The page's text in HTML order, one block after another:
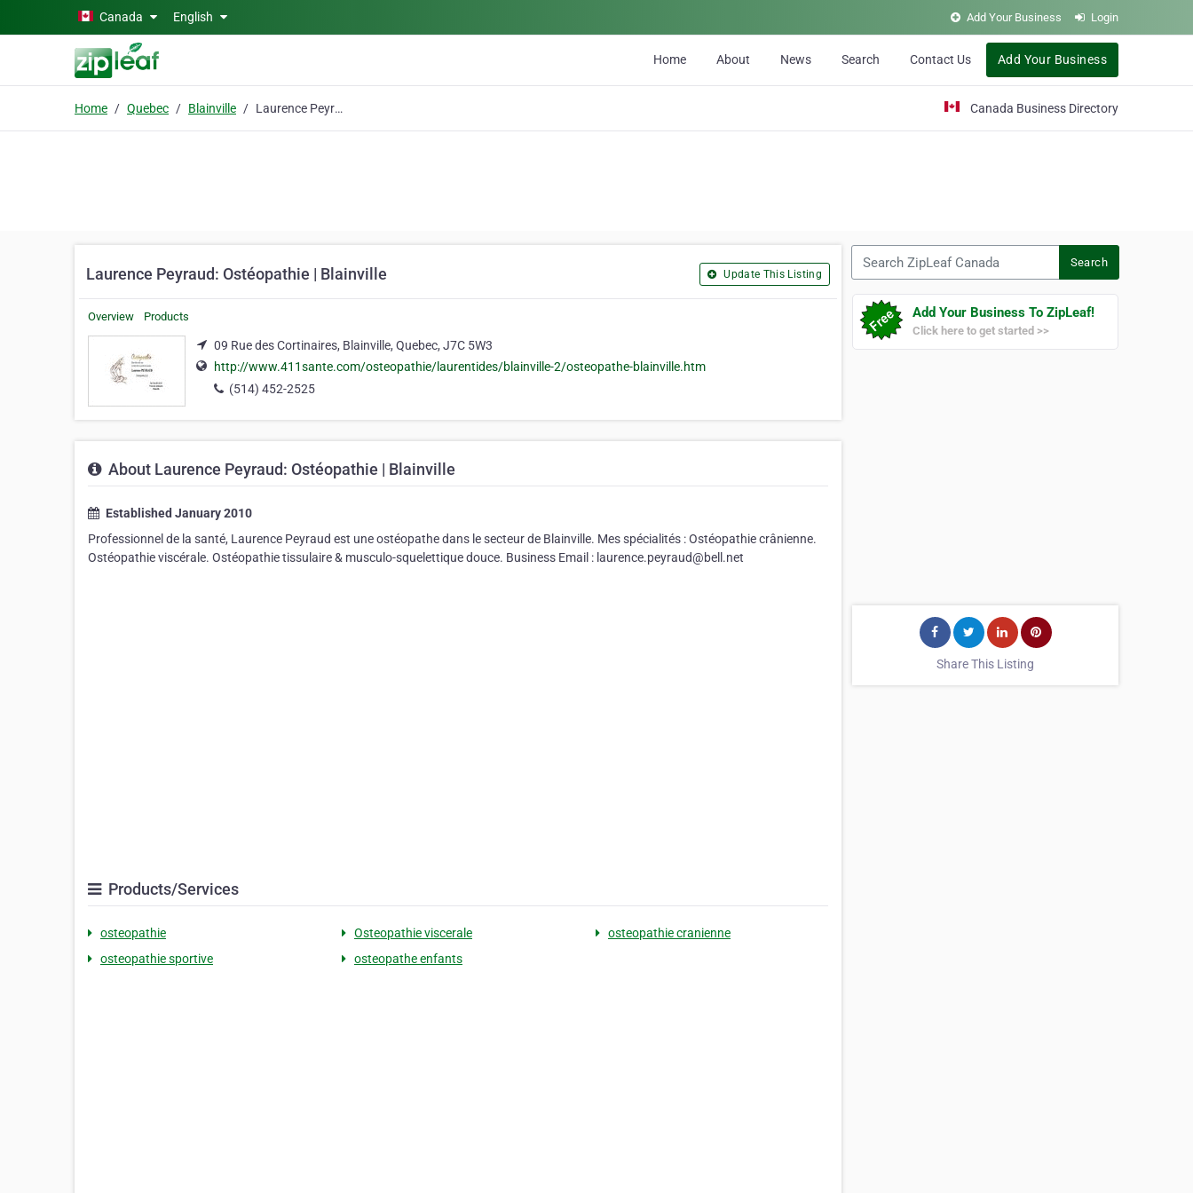
Skip to main contentCanada English Add Your Business Login
Home About News Search Contact Us Add Your Business
Home Quebec Blainville Laurence Peyraud: Ostéopathie | Blainville Canada Business Directory
Laurence Peyraud: Ostéopathie | Blainville Update This Listing
Overview Products
09 Rue des Cortinaires, Blainville, Quebec, J7C 5W3
http://www.411sante.com/osteopathie/laurentides/blainville-2/osteopathe-blainville.htm
(514) 452-2525
About Laurence Peyraud: Ostéopathie | Blainville
Established January 2010
Professionnel de la santé, Laurence Peyraud est une ostéopathe dans le secteur de Blainville. Mes spécialités : Ostéopathie crânienne.
Ostéopathie viscérale. Ostéopathie tissulaire & musculo-squelettique douce. Business Email : laurence.peyraud@bell.net
Products/Services
osteopathie Osteopathie viscerale
osteopathie cranienne
osteopathie sportive
osteopathe enfants
Search
Add Your Business To ZipLeaf!
Click here to get started >>
Share This Listing